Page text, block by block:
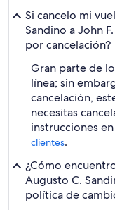
Si cancelo mi
Sandino a John
por cancelación?
Gran parte de
línea; sin
cancelación,
necesitas
instrucciones
clientes.
¿Cómo
Augusto C.
política de